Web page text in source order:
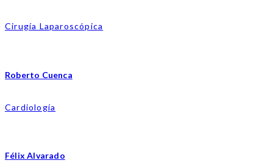
Cirugía Laparoscópica
Roberto Cuenca
Cardiología
Félix Alvarado